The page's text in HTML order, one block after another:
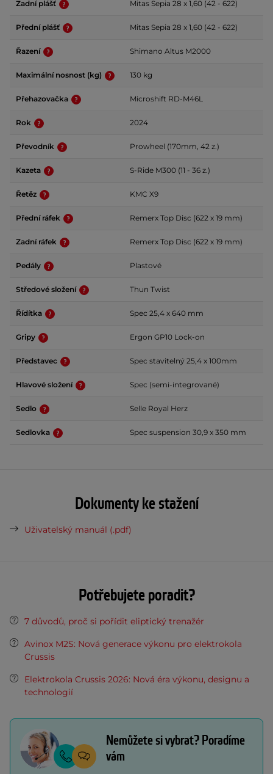
Zadní plášť Mitas Sepia 28 x 1,60 (42 - 622)
Přední plášť Mitas Sepia 28 x 1,60 (42 - 622)
Řazení Shimano Altus M2000
Maximální nosnost (kg) 130 kg
Přehazovačka Microshift RD-M46L
Rok 2024
Převodník Prowheel (170mm, 42 z.)
Kazeta S-Ride M300 (11 - 36 z.)
Řetěz KMC X9
Přední ráfek Remerx Top Disc (622 x 19 mm)
Zadní ráfek Remerx Top Disc (622 x 19 mm)
Pedály Plastové
Středové složení Thun Twist
Řídítka Spec 25,4 x 640 mm
Gripy Ergon GP10 Lock-on
Představec Spec stavitelný 25,4 x 100mm
Hlavové složení Spec (semi-integrované)
Sedlo Selle Royal Herz
Sedlovka Spec suspension 30,9 x 350 mm
Dokumenty ke stažení
Uživatelský manuál (.pdf)
Potřebujete poradit?
7 důvodů, proč si pořídit eliptický trenažér
Avinox M2S: Nová generace výkonu pro elektrokola
Crussis
Elektrokola Crussis 2026: Nová éra výkonu, designu a
technologií
Nemůžete si vybrat? Poradíme
vám